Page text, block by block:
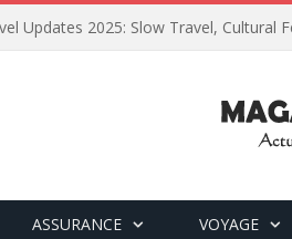
ASSURANCE VOYAGE